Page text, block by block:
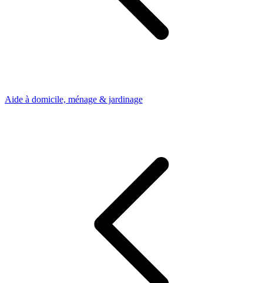
Aide à domicile, ménage & jardinage